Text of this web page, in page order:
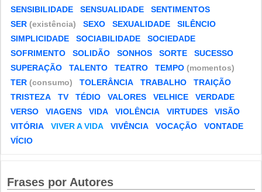
SENSIBILIDADE
SENSUALIDADE
SENTIMENTOS
SER (existência) SEXO SEXUALIDADE
SILÊNCIO
SIMPLICIDADE
SOCIABILIDADE
SOCIEDADE
SOFRIMENTO
SOLIDÃO SONHOS SORTE
SUCESSO
SUPERAÇÃO
TALENTO TEATRO TEMPO (momentos)
TER (consumo) TOLERÂNCIA TRABALHO
TRAIÇÃO
TRISTEZA
TV TÉDIO VALORES VELHICE
VERDADE
VERSO
VIAGENS VIDA VIOLÊNCIA VIRTUDES
VISÃO
VITÓRIA
VIVER A VIDA VIVÊNCIA VOCAÇÃO
VONTADE
VÍCIO
Frases por Autores